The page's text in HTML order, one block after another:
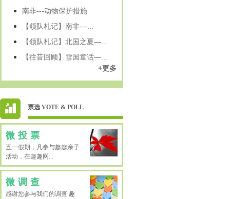
南非---动物保护措施
【领队札记】南非---...
【领队札记】北国之夏—...
【往昔回顾】雪国童话—...
+更多
票选 VOTE & POLL
微投票
五一假期，凡参与趣趣亲子
活动，在趣趣网...
微调查
感谢您参与我们的调查 趣